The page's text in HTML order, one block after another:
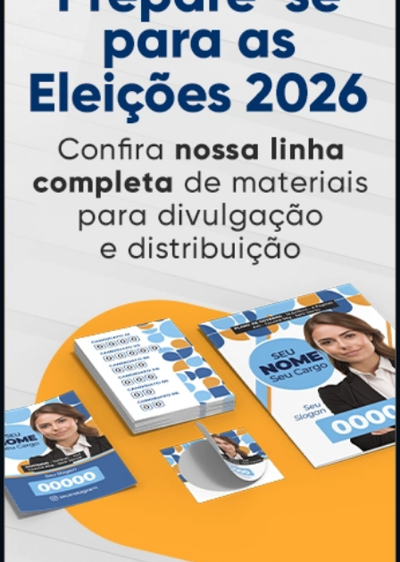
HORÁRIOS
8:30h às 12h e 13h às 17:00h (dias úteis).
Telefones:
(41) 4063-6060
(11) 3090-0035
Mensagens:
Horário: 8:30h às 12h e 13h às 17:00h (dias
úteis).
PRODUTOS
Adesivos
Pastas
Ímãs
Cartão de Visita
Folder, Flyer e Panfleto
Banners e Lonas
Calendários 2027